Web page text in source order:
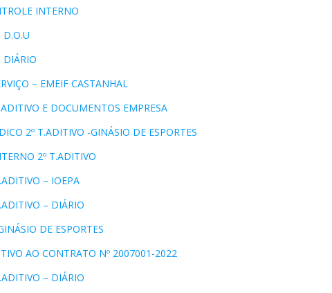
INTERNO
D.O.U
DIÁRIO
– EMEIF CASTANHAL
E DOCUMENTOS EMPRESA
2º T.ADITIVO -GINÁSIO DE ESPORTES
2º T.ADITIVO
– IOEPA
– DIÁRIO
DE ESPORTES
AO CONTRATO Nº 2007001-2022
– DIÁRIO